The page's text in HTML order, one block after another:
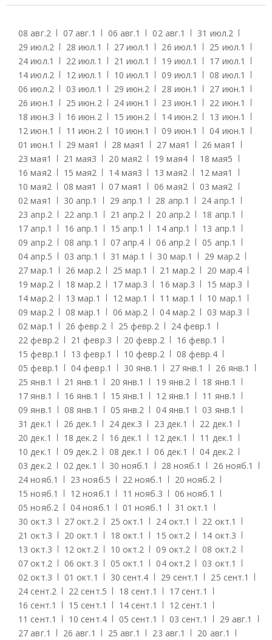
08 авг.2 07 авг.1 06 авг.1 02 авг.1 31 июл.2
29 июл.2 28 июл.1 27 июл.1 26 июл.1 25 июл.1
24 июл.1 22 июл.1 21 июл.1 19 июл.1 17 июл.1
14 июл.2 12 июл.1 10 июл.1 09 июл.1 08 июл.1
06 июл.2 03 июл.1 29 июн.2 28 июн.1 27 июн.1
26 июн.1 25 июн.2 24 июн.1 23 июн.1 22 июн.1
18 июн.3 16 июн.2 15 июн.2 14 июн.2 13 июн.1
12 июн.1 11 июн.2 10 июн.1 09 июн.1 04 июн.1
01 июн.1 29 мая1 28 мая1 27 мая1 26 мая1
23 мая1 21 мая3 20 мая2 19 мая4 18 мая5
16 мая2 15 мая2 14 мая3 13 мая2 12 мая1
10 мая2 08 мая1 07 мая1 06 мая2 03 мая2
02 мая1 30 апр.1 29 апр.1 28 апр.1 24 апр.1
23 апр.2 22 апр.1 21 апр.2 20 апр.2 18 апр.1
17 апр.1 16 апр.1 15 апр.1 14 апр.1 13 апр.1
09 апр.2 08 апр.1 07 апр.4 06 апр.2 05 апр.1
04 апр.5 03 апр.1 31 мар.1 30 мар.1 29 мар.2
27 мар.1 26 мар.2 25 мар.1 21 мар.2 20 мар.4
19 мар.2 18 мар.2 17 мар.3 16 мар.3 15 мар.3
14 мар.2 13 мар.1 12 мар.1 11 мар.1 10 мар.1
09 мар.2 08 мар.1 06 мар.2 04 мар.2 03 мар.3
02 мар.1 26 февр.2 25 февр.2 24 февр.1
22 февр.2 21 февр.3 20 февр.2 16 февр.1
15 февр.1 13 февр.1 10 февр.2 08 февр.4
05 февр.1 04 февр.1 30 янв.1 27 янв.1 26 янв.1
25 янв.1 21 янв.1 20 янв.1 19 янв.2 18 янв.1
17 янв.1 16 янв.1 15 янв.1 12 янв.1 11 янв.1
09 янв.1 08 янв.1 05 янв.2 04 янв.1 03 янв.1
31 дек.1 26 дек.1 24 дек.3 23 дек.1 22 дек.1
20 дек.1 18 дек.2 16 дек.1 12 дек.1 11 дек.1
10 дек.1 09 дек.2 08 дек.1 06 дек.1 04 дек.2
03 дек.2 02 дек.1 30 нояб.1 28 нояб.1 26 нояб.1
24 нояб.1 23 нояб.5 22 нояб.1 20 нояб.2
15 нояб.1 12 нояб.1 11 нояб.3 06 нояб.1
05 нояб.2 04 нояб.1 01 нояб.1 31 окт.1
30 окт.3 27 окт.2 25 окт.1 24 окт.1 22 окт.1
21 окт.3 20 окт.1 18 окт.1 15 окт.2 14 окт.3
13 окт.3 12 окт.2 10 окт.2 09 окт.2 08 окт.2
07 окт.2 06 окт.3 05 окт.1 04 окт.2 03 окт.1
02 окт.3 01 окт.1 30 сент.4 29 сент.1 25 сент.1
24 сент.2 22 сент.5 18 сент.1 17 сент.1
16 сент.1 15 сент.1 14 сент.1 12 сент.1
11 сент.1 10 сент.4 05 сент.1 03 сент.1 29 авг.1
27 авг.1 26 авг.1 25 авг.1 23 авг.1 20 авг.1